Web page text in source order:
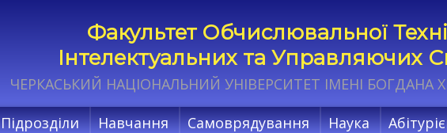
Факультет Обчислювальної
Інтелектуальних та Управляючих
ЧЕРКАСЬКИЙ НАЦІОНАЛЬНИЙ УНІВЕРСИТЕТ ІМЕНІ БОГДАНА
Підрозділи Навчання Самоврядування Наука